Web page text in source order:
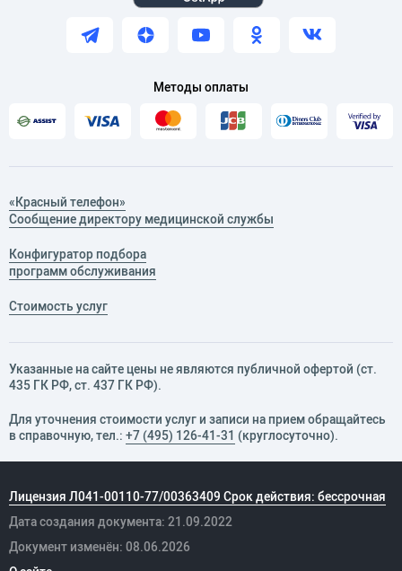
Методы оплаты
«Красный телефон»
Сообщение директору медицинской службы
Конфигуратор подбора
программ обслуживания
Стоимость услуг
Указанные на сайте цены не являются публичной офертой (ст.
435 ГК РФ, cт. 437 ГК РФ).
Для уточнения стоимости услуг и записи на прием обращайтесь
в справочную, тел.: +7 (495) 126-41-31 (круглосуточно).
Лицензия Л041-00110-77/00363409 Срок действия: бессрочная
Дата создания документа: 21.09.2022
Документ изменён: 08.06.2026